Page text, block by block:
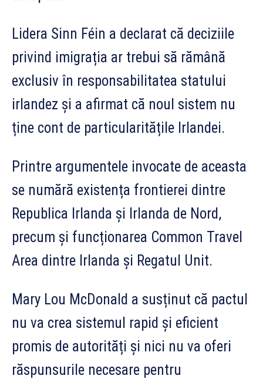
Lidera Sinn Féin a declarat că deciziile
privind imigrația ar trebui să rămână
exclusiv în responsabilitatea statului
irlandez și a afirmat că noul sistem nu
ține cont de particularitățile Irlandei.
Printre argumentele invocate de aceasta
se numără existența frontierei dintre
Republica Irlanda și Irlanda de Nord,
precum și funcționarea Common Travel
Area dintre Irlanda și Regatul Unit.
Mary Lou McDonald a susținut că pactul
nu va crea sistemul rapid și eficient
promis de autorități și nici nu va oferi
răspunsurile necesare pentru